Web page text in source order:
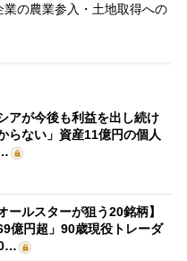
の農業参入・土地取得への
アが今後も利益を出し続け
らない」資産11億円の個人
ールスターが狙う20銘柄】
億円超」90歳現役トレーダ